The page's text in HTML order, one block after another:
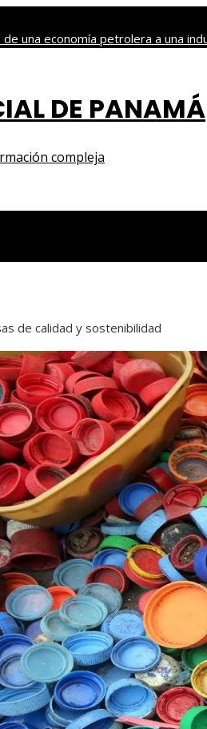
una economía petrolera a una
DE PANAMÁ
compleja
de calidad y sostenibilidad